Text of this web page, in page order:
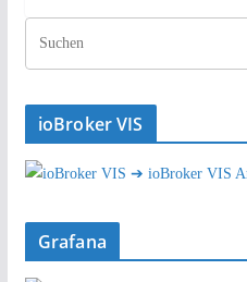
ioBroker VIS
➔ ioBroker VIS
Grafana